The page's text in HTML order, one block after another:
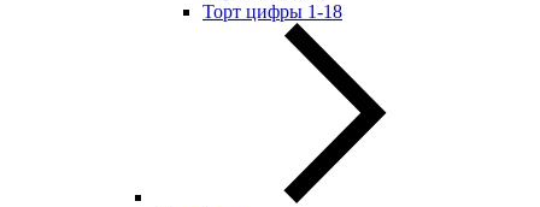
Торт цифры 1-18